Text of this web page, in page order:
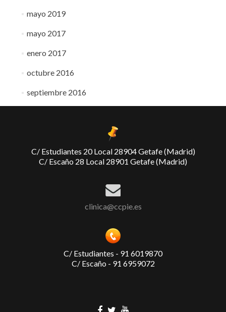
mayo 2019
mayo 2017
enero 2017
octubre 2016
septiembre 2016
C/ Estudiantes 20 Local 28904 Getafe (Madrid)
C/ Escaño 28 Local 28901 Getafe (Madrid)
clinica@ccpie.es
C/ Estudiantes - 91 6019870
C/ Escaño - 91 6959072